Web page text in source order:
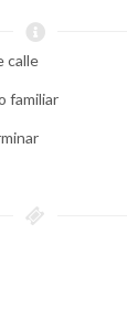
calle
familiar